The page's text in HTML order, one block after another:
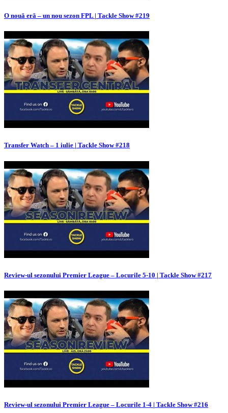
O nouă eră – un nou sezon FPL | Tackle Show #219
Transfer Watch – 1 iulie | Tackle Show #218
Review-ul sezonului Premier League – Locurile 5-10 | Tackle Show #217
Review-ul sezonului Premier League – Locurile 1-4 | Tackle Show #216